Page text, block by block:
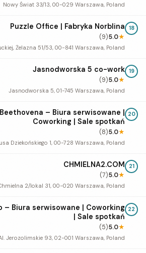
Nowy Świat 33/13, 00-029 Warszawa, Poland
18
Puzzle Office | Fabryka Norblina
★
5.0
(9)
19
Jasnodworska 5 co-work
★
5.0
(9)
Jasnodworska 5, 01-745 Warszawa, Poland
20
– Biura serwisowane |
Coworking | Sale spotkań
★
5.0
(8)
Dziekońskiego 1, 00-728 Warszawa, Poland
21
CHMIELNA2.COM
★
5.0
(7)
2/lokal 31, 00-020 Warszawa, Poland
22
– Biura serwisowane | Coworking
| Sale spotkań
★
5.0
(5)
Jerozolimskie 93, 02-001 Warszawa, Poland